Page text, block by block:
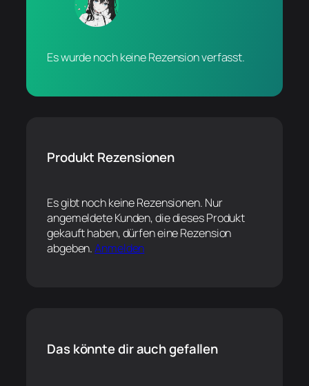
Es wurde noch keine Rezension verfasst.
Produkt Rezensionen
Es gibt noch keine Rezensionen. Nur
angemeldete Kunden, die dieses Produkt
gekauft haben, dürfen eine Rezension
abgeben.Anmelden
Das könnte dir auch gefallen